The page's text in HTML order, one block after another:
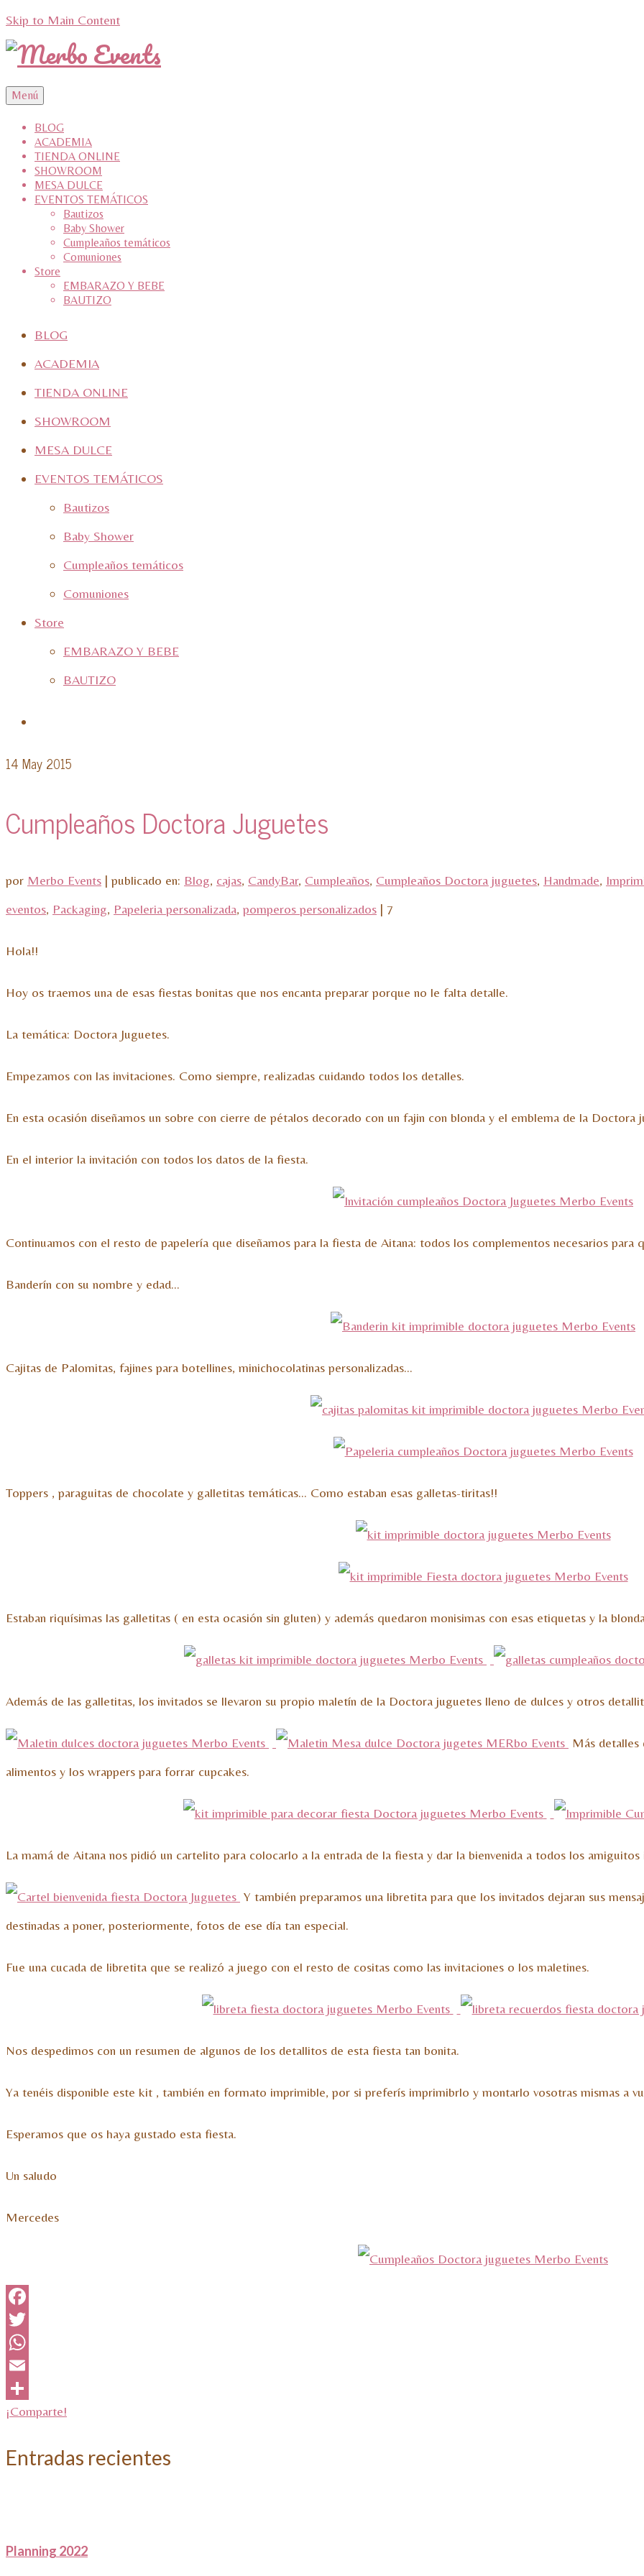
Skip to Main Content
Menú
BLOG
ACADEMIA
TIENDA ONLINE
SHOWROOM
MESA DULCE
EVENTOS TEMÁTICOS
Bautizos
Baby Shower
Cumpleaños temáticos
Comuniones
Store
EMBARAZO Y BEBE
BAUTIZO
BLOG
ACADEMIA
TIENDA ONLINE
SHOWROOM
MESA DULCE
EVENTOS TEMÁTICOS
Bautizos
Baby Shower
Cumpleaños temáticos
Comuniones
Store
EMBARAZO Y BEBE
BAUTIZO
14 May 2015
Cumpleaños Doctora Juguetes
por Merbo Events | publicado en: Blog, cajas, CandyBar, Cumpleaños, Cumpleaños Doctora juguetes, Handmade,
eventos, Packaging, Papeleria personalizada, pomperos personalizados | 7
Hola!!
Hoy os traemos una de esas fiestas bonitas que nos encanta preparar porque no le falta detalle.
La temática: Doctora Juguetes.
Empezamos con las invitaciones. Como siempre, realizadas cuidando todos los detalles.
En esta ocasión diseñamos un sobre con cierre de pétalos decorado con un fajin con blonda y el emblema de la Doctora
En el interior la invitación con todos los datos de la fiesta.
Continuamos con el resto de papelería que diseñamos para la fiesta de Aitana: todos los complementos necesarios para
Banderín con su nombre y edad…
Cajitas de Palomitas, fajines para botellines, minichocolatinas personalizadas…
Toppers , paraguitas de chocolate y galletitas temáticas… Como estaban esas galletas-tiritas!!
Estaban riquísimas las galletitas ( en esta ocasión sin gluten) y además quedaron monisimas con esas etiquetas y la
Además de las galletitas, los invitados se llevaron su propio maletín de la Doctora juguetes lleno de dulces y otros
Más detalles
alimentos y los wrappers para forrar cupcakes.
La mamá de Aitana nos pidió un cartelito para colocarlo a la entrada de la fiesta y dar la bienvenida a todos los amiguitos
Y también preparamos una libretita para que los invitados dejaran sus
destinadas a poner, posteriormente, fotos de ese día tan especial.
Fue una cucada de libretita que se realizó a juego con el resto de cositas como las invitaciones o los maletines.
Nos despedimos con un resumen de algunos de los detallitos de esta fiesta tan bonita.
Ya tenéis disponible este kit , también en formato imprimible, por si preferís imprimibrlo y montarlo vosotras mismas a
Esperamos que os haya gustado esta fiesta.
Un saludo
Mercedes
Facebook
Twitter
WhatsApp
Email
¡Comparte!
Entradas recientes
Planning 2022